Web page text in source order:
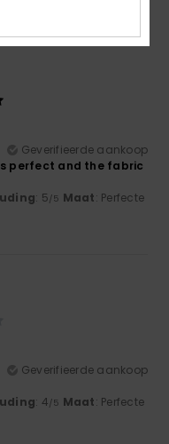
Geverifieerde aankoop
perfect and the fabric
: 5/5 Maat: Perfecte
Geverifieerde aankoop
: 4/5 Maat: Perfecte